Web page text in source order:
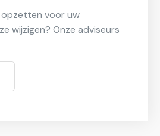
voor uw
wijzigen? Onze adviseurs